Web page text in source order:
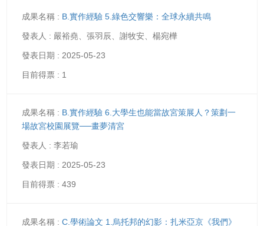
B.實作經驗 5.綠色交響樂：全球永續共鳴
嚴裕堯、張羽辰、謝牧安、楊宛樺
2025-05-23
1
B.實作經驗 6.大學生也能當故宮策展人？策劃一
場故宮校園展覽──畫夢清宮
李若瑜
2025-05-23
439
C.學術論文 1.烏托邦的幻影：扎米亞京《我們》